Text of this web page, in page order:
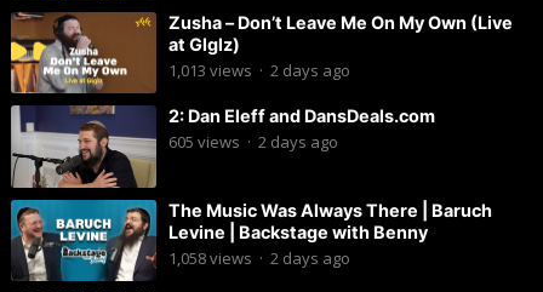
Zusha – Don’t Leave Me On My Own (Live
at Glglz)
1,013 views · 2 days ago
2: Dan Eleff and DansDeals.com
605 views · 2 days ago
The Music Was Always There | Baruch
Levine | Backstage with Benny
1,058views · 2 days ago